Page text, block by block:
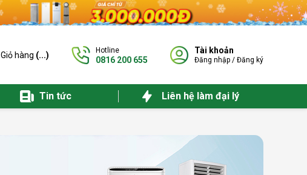
Giỏ hàng (...) Hotline
0816 200 655
Tài khoản
Đăng nhập / Đăng ký
Tin tức Liên hệ làm đại lý